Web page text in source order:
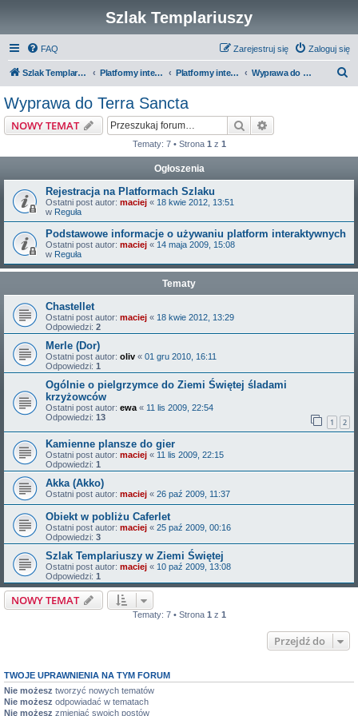
Szlak Templariuszy
FAQ Zaloguj się
Zarejestruj się
Szlak Templariuszy Platformy interaktywne Szlaku Templariuszy Platformy interaktywne - Miejsca związane z Templariuszami Wyprawa do Terra Sancta
Wyprawa do Terra Sancta
NOWY TEMAT Szukaj
Tematy: 7 • Strona 1 z 1
Ogłoszenia
Rejestracja na Platformach Szlaku
Ostatni post autor: maciej « 18 kwie 2012, 13:51
w Reguła
Podstawowe informacje o używaniu platform interaktywnych
Ostatni post autor: maciej « 14 maja 2009, 15:08
w Reguła
Tematy
Chastellet
Ostatni post autor: maciej « 18 kwie 2012, 13:29
Odpowiedzi: 2
Merle (Dor)
Ostatni post autor: oliv « 01 gru 2010, 16:11
Odpowiedzi: 1
Ogólnie o pielgrzymce do Ziemi Świętej śladami
krzyżowców
Ostatni post autor: ewa « 11 lis 2009, 22:54
Odpowiedzi: 13 1 2
Kamienne plansze do gier
Ostatni post autor: maciej « 11 lis 2009, 22:15
Odpowiedzi: 1
Akka (Akko)
Ostatni post autor: maciej « 26 paź 2009, 11:37
Obiekt w pobliżu Caferlet
Ostatni post autor: maciej « 25 paź 2009, 00:16
Odpowiedzi: 3
Szlak Templariuszy w Ziemi Świętej
Ostatni post autor: maciej « 10 paź 2009, 13:08
Odpowiedzi: 1
NOWY TEMAT
Tematy: 7 • Strona 1 z 1
Przejdź do
TWOJE UPRAWNIENIA NA TYM FORUM
Nie możesz tworzyć nowych tematów
Nie możesz odpowiadać w tematach
Nie możesz zmieniać swoich postów